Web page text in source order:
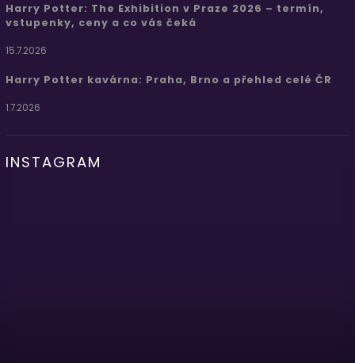
Harry Potter: The Exhibition v Praze 2026 – termín,
vstupenky, ceny a co vás čeká
15.7.2026
Harry Potter kavárna: Praha, Brno a přehled celé ČR
1.7.2026
INSTAGRAM